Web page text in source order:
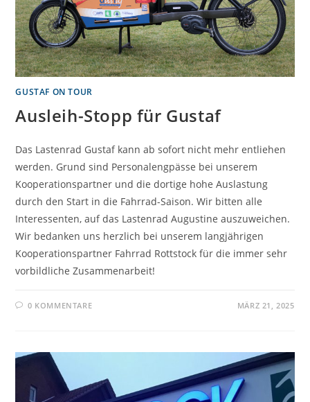
GUSTAF ON TOUR
Ausleih-Stopp für Gustaf
Das Lastenrad Gustaf kann ab sofort nicht mehr entliehen
werden. Grund sind Personalengpässe bei unserem
Kooperationspartner und die dortige hohe Auslastung
durch den Start in die Fahrrad-Saison. Wir bitten alle
Interessenten, auf das Lastenrad Augustine auszuweichen.
Wir bedanken uns herzlich bei unserem langjährigen
Kooperationspartner Fahrrad Rottstock für die immer sehr
vorbildliche Zusammenarbeit!
0 KOMMENTARE MÄRZ 21, 2025